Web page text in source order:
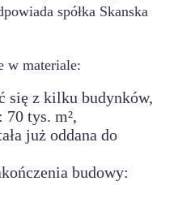
spółka Skanska
w materiale:
się z kilku budynków,
70 tys. m²,
już oddana do
budowy: